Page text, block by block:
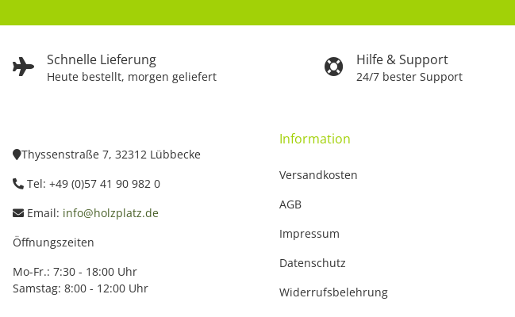
Schnelle Lieferung
Heute bestellt, morgen geliefert
Hilfe & Support
24/7 bester Support
Thyssenstraße 7, 32312 Lübbecke
Tel: +49 (0)57 41 90 982 0
Email: info@holzplatz.de
Öffnungszeiten
Mo-Fr.: 7:30 - 18:00 Uhr
Samstag: 8:00 - 12:00 Uhr
Information
Versandkosten
AGB
Impressum
Datenschutz
Widerrufsbelehrung